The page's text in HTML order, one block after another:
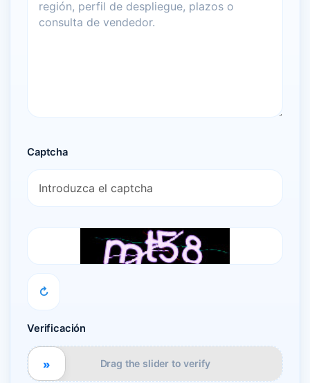
Captcha
↻
Verificación
Drag the slider to verify
»